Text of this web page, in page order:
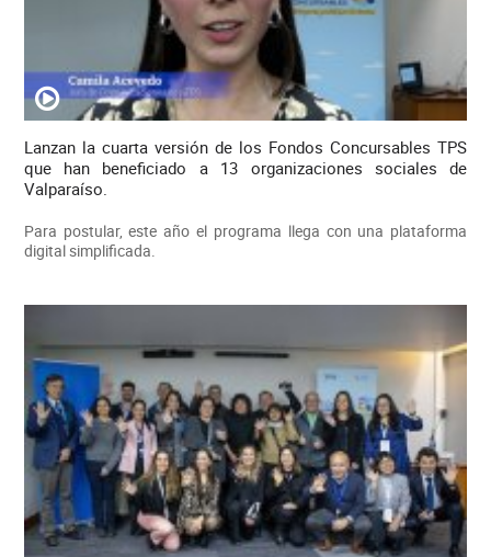
Lanzan la cuarta versión de los Fondos Concursables TPS
que han beneficiado a 13 organizaciones sociales de
Valparaíso.
Para postular, este año el programa llega con una plataforma
digital simplificada.